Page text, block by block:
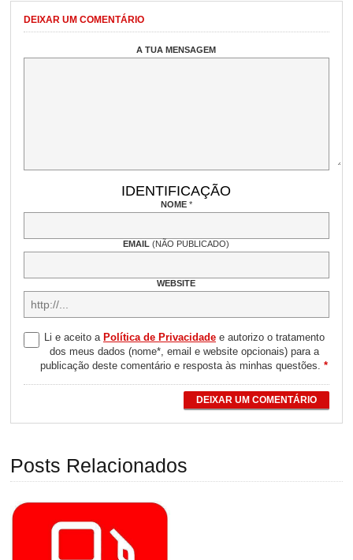
DEIXAR UM COMENTÁRIO
A TUA MENSAGEM
IDENTIFICAÇÃO
NOME *
EMAIL(NÃO PUBLICADO)
WEBSITE
Li e aceito a Política de Privacidadee autorizo o tratamento
dos meus dados (nome*, email e website opcionais) para a
publicação deste comentário e resposta às minhas questões.*
DEIXAR UM COMENTÁRIO
Posts Relacionados